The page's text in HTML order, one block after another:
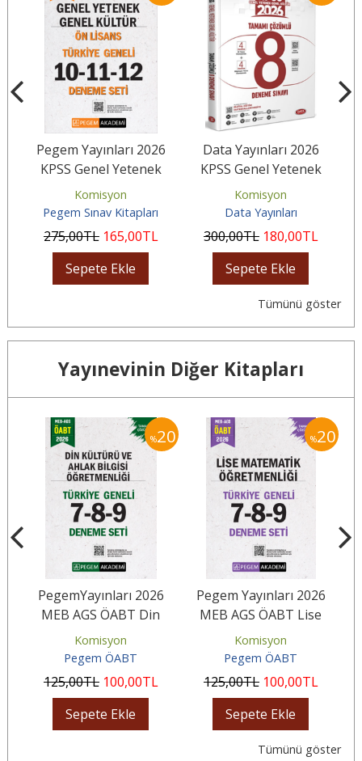
Pegem Yayınları 2026
KPSS Genel Yetenek
Genel Kültür Ön Lisans
Tamamı...
Komisyon
Pegem Sınav Kitapları
275,00TL 165,00TL
Sepete Ekle
Data Yayınları 2026
KPSS Genel Yetenek
Genel Kültür Tamamı
Çözümlü 8...
Komisyon
Data Yayınları
300,00TL 180,00TL
Sepete Ekle
Tümünü göster
Yayınevinin Diğer Kitapları
%20
PegemYayınları 2026
MEB AGS ÖABT Din
Kültürü ve Ahlak Bilgisi...
Komisyon
Pegem ÖABT
125,00TL 100,00TL
Sepete Ekle
%20
Pegem Yayınları 2026
MEB AGS ÖABT Lise
Matematik Öğretmenliği
Tamamı...
Komisyon
Pegem ÖABT
125,00TL 100,00TL
Sepete Ekle
Tümünü göster